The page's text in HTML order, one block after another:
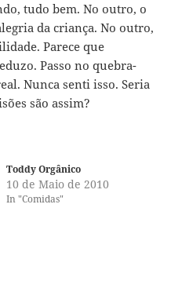
tudo bem. No outro, o
da criança. No outro,
Parece que
Passo no quebra-
Nunca senti isso. Seria
são assim?
Toddy Orgânico
10 de Maio de 2010
In "Comidas"